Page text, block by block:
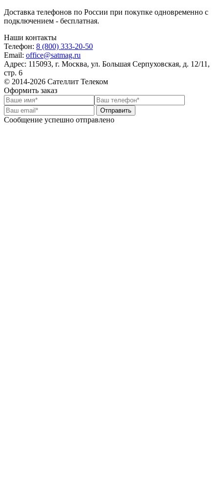
Доставка телефонов по России при покупке одновременно с
подключением - бесплатная.
Наши контакты
Телефон: 8 (800) 333-20-50
Email: office@satmag.ru
Адрес: 115093, г. Москва, ул. Большая Серпуховская, д. 12/11,
стр. 6
© 2014-2026 Сателлит Телеком
Оформить заказ
Отправить
Сообщение успешно отправлено